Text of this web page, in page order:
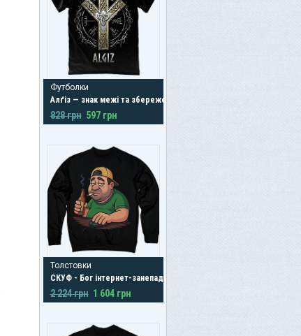
Футболки
Алґіз — знак межі та збереження
828 грн 597 грн
Толстовки
СКУФ - Бог інтернет-занепаду
2 224 грн 1 604 грн